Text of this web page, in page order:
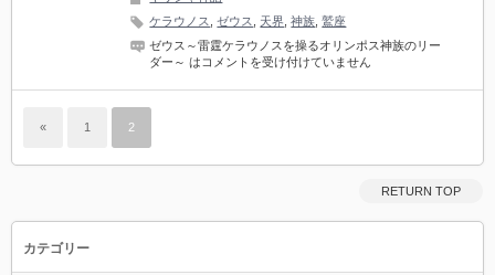
ケラウノス
,ゼウス 天界 ,神族 ,鷲座
ゼウス～雷霆ケラウノスを操るオリンポス神族のリー
ダー～ は コメントを受け付けていません
« 1 2
RETURN TOP
カテゴリー